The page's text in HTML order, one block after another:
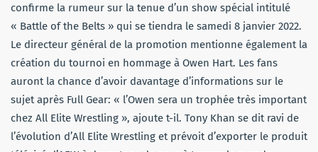
confirme la rumeur sur la tenue d’un show spécial intitulé
« Battle of the Belts » qui se tiendra le samedi 8 janvier 2022.
Le directeur général de la promotion mentionne également la
création du tournoi en hommage à Owen Hart. Les fans
auront la chance d’avoir davantage d’informations sur le
sujet après Full Gear: « l’Owen sera un trophée très important
chez All Elite Wrestling », ajoute t-il. Tony Khan se dit ravi de
l’évolution d’All Elite Wrestling et prévoit d’exporter le produit